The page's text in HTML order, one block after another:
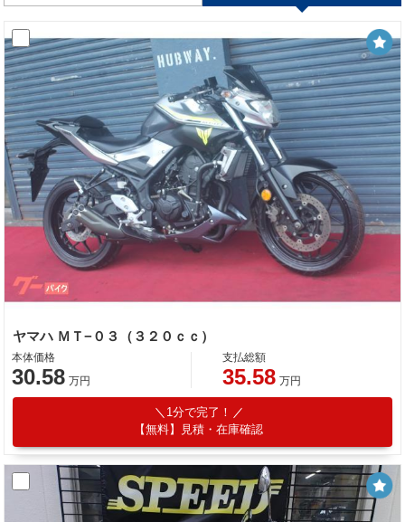
ヤマハ ＭＴ−０３（３２０ｃｃ）
本体価格
30.58 万円
支払総額
35.58 万円
1分で完了！
【無料】見積・在庫確認